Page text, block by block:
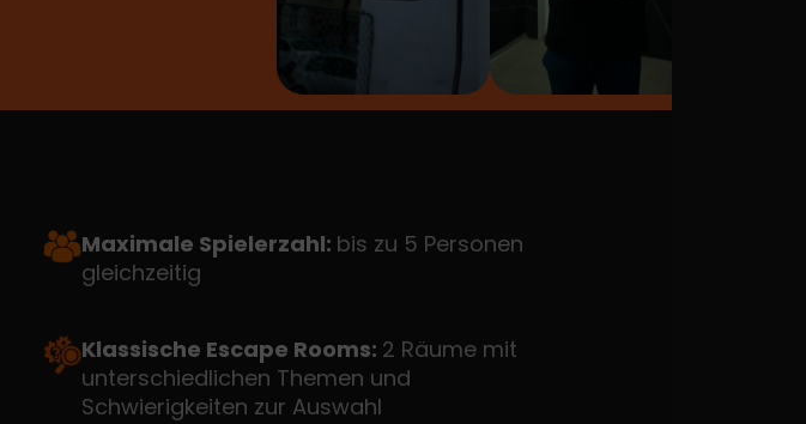
Maximale Spielerzahl: bis zu 5 Personen
gleichzeitig
Klassische Escape Rooms: 2 Räume mit
unterschiedlichen Themen und
Schwierigkeiten zur Auswahl